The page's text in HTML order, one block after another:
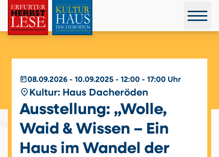
today08.09.2026 - 10.09.2025 - 12:00 - 17:00 Uhr
place Kultur: Haus Dacheröden
Ausstellung: „Wolle,
Waid & Wissen – Ein
Haus im Wandel der